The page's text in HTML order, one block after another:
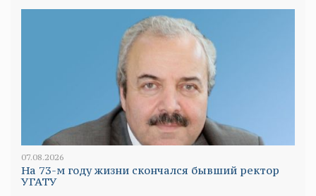
07.08.2026
На 73-м году жизни скончался бывший ректор
УГАТУ